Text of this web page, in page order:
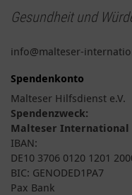
Gesundheit und
info@malteser-
Spendenkonto
Malteser Hilfsdienst e.V.
Spendenzweck:
Malteser International
IBAN:
DE10 3706 0120 1201
BIC: GENODED1PA7
Pax Bank